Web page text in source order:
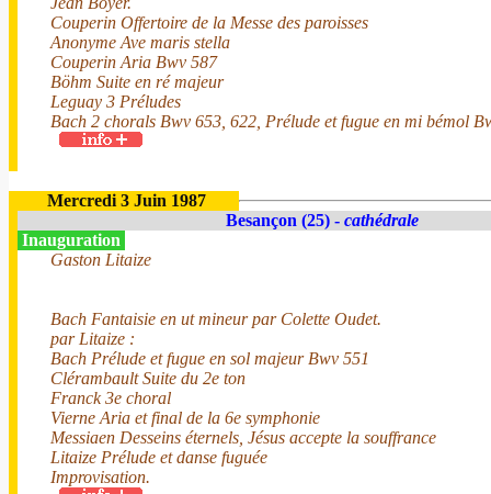
Couperin Offertoire de la Messe des paroisses
Anonyme Ave maris stella
Couperin Aria Bwv 587
Böhm Suite en ré majeur
Leguay 3 Préludes
Bach 2 chorals Bwv 653, 622, Prélude et fugue en mi bémol
Mercredi 3 Juin 1987
Besançon (25) - cathédrale
Inauguration
Gaston Litaize
Bach Fantaisie en ut mineur par Colette Oudet.
par Litaize :
Bach Prélude et fugue en sol majeur Bwv 551
Clérambault Suite du 2e ton
Franck 3e choral
Vierne Aria et final de la 6e symphonie
Messiaen Desseins éternels, Jésus accepte la souffrance
Litaize Prélude et danse fuguée
Improvisation.